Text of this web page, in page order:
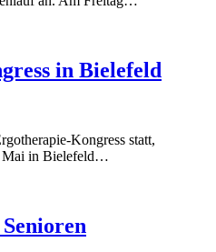
in Bielefeld
Kongress statt,
Mai in Bielefeld…